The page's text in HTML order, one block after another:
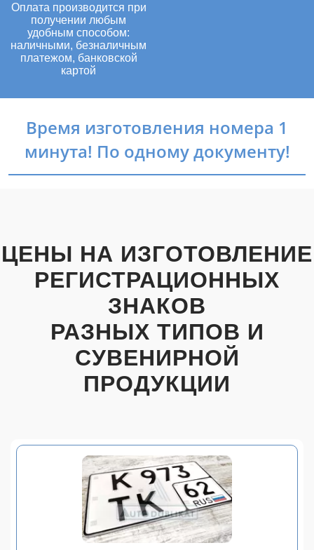
Оплата производится при
получении любым
удобным способом:
наличными, безналичным
платежом, банковской
картой
Время изготовления номера 1
минута! По одному документу!
ЦЕНЫ НА ИЗГОТОВЛЕНИЕ
РЕГИСТРАЦИОННЫХ
ЗНАКОВ
РАЗНЫХ ТИПОВ И
СУВЕНИРНОЙ
ПРОДУКЦИИ